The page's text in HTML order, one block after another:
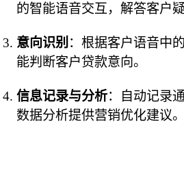
的智能语音交互，解答客户疑
意向识别 ：根据客户语音中
能判断客户贷款意向。
信息记录与分析：自动记录
数据分析提供营销优化建议。